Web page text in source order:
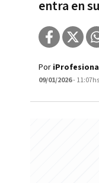
entra en
Por
09/01/2026- 11:07hs